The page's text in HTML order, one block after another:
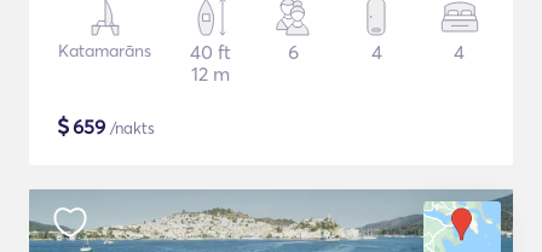
Katamarāns
40 ft
12 m
6 4 4
$659 /nakts